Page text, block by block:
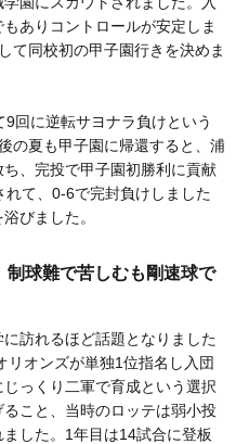
ありコントロールが安定しま
て同校初の甲子園行きを決めま
回に逆転サヨナラ負けという
の夏も甲子園に帰還すると、浦
、完投で甲子園初勝利に貢献
れて、0-6で完封負けしました
びました。
制球難で苦しむも剛速球で
訪れるほど話題となりました
リオンズが単独1位指名し入団
っくり二軍で育成という選択
こと、当時のロッテは弱小投
した。1年目は14試合に登板